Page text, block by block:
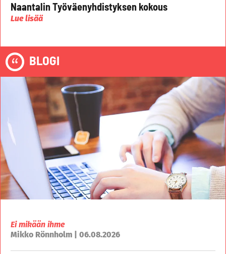
Naantalin Työväenyhdistyksen kokous
Lue lisää
BLOGI
Ei mikään ihme
Mikko Rönnholm | 06.08.2026